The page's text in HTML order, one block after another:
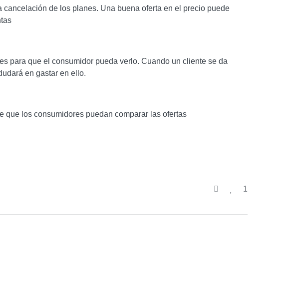
de los planes. Una buena oferta en el precio puede
para que el consumidor pueda verlo. Cuando un cliente se da
en gastar en ello.
que los consumidores puedan comparar las ofertas
1